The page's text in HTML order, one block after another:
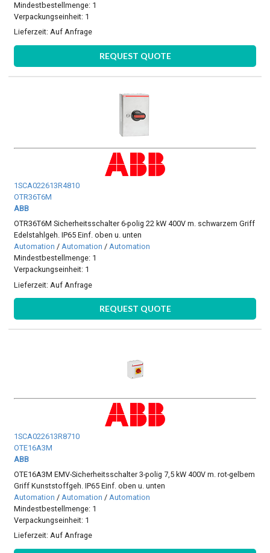
Mindestbestellmenge: 1
Verpackungseinheit: 1
Lieferzeit:Auf Anfrage
REQUEST QUOTE
1SCA022613R4810
OTR36T6M
ABB
OTR36T6M Sicherheitsschalter 6-polig 22 kW 400V m. schwarzem Griff
Edelstahlgeh. IP65 Einf. oben u. unten
Automation /Automation /Automation
Mindestbestellmenge: 1
Verpackungseinheit: 1
Lieferzeit: Auf Anfrage
REQUEST QUOTE
1SCA022613R8710
OTE16A3M
ABB
OTE16A3M EMV-Sicherheitsschalter 3-polig 7,5 kW 400V m. rot-gelbem
Griff Kunststoffgeh. IP65 Einf. oben u. unten
Automation / Automation / Automation
Mindestbestellmenge: 1
Verpackungseinheit: 1
Lieferzeit:Auf Anfrage